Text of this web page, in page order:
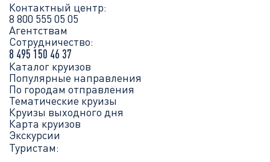
Контактный центр:
8 800 555 05 05
Агентствам
Сотрудничество:
8 495 150 46 37
Каталог круизов
Популярные направления
По городам отправления
Тематические круизы
Круизы выходного дня
Карта круизов
Экскурсии
Туристам: